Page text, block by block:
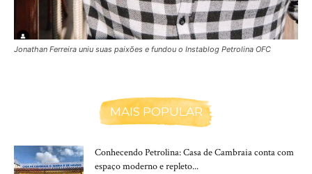
Jonathan Ferreira uniu suas paixões e fundou o Instablog Petrolina OFC
MAIS POPULAR
Conhecendo Petrolina: Casa de Cambraia conta com
espaço moderno e repleto...